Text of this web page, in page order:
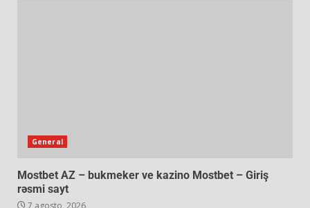
General
Mostbet AZ – bukmeker ve kazino Mostbet – Giriş
rəsmi sayt